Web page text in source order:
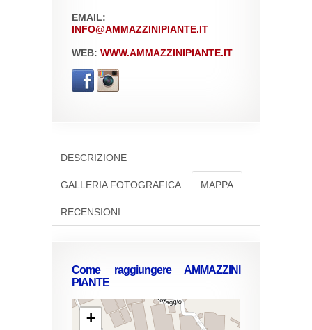
EMAIL:
INFO@AMMAZZINIPIANTE.IT
WEB: WWW.AMMAZZINIPIANTE.IT
DESCRIZIONE
GALLERIA FOTOGRAFICA MAPPA
RECENSIONI
Come raggiungere AMMAZZINI
PIANTE
+